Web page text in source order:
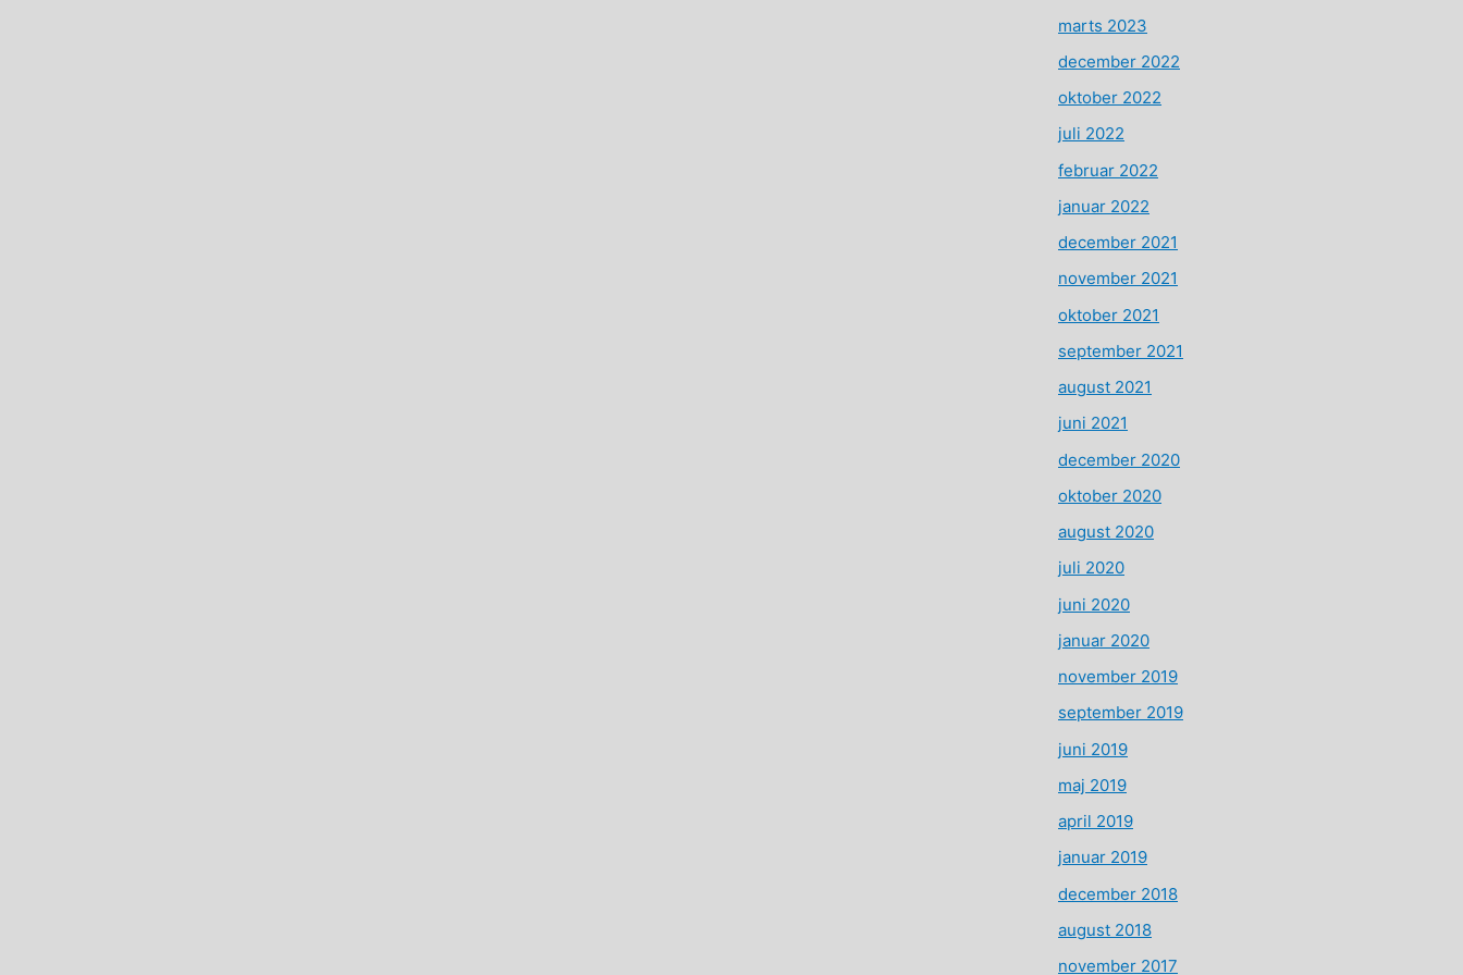
marts 2023
december 2022
oktober 2022
juli 2022
februar 2022
januar 2022
december 2021
november 2021
oktober 2021
september 2021
august 2021
juni 2021
december 2020
oktober 2020
august 2020
juli 2020
juni 2020
januar 2020
november 2019
september 2019
juni 2019
maj 2019
april 2019
januar 2019
december 2018
august 2018
november 2017